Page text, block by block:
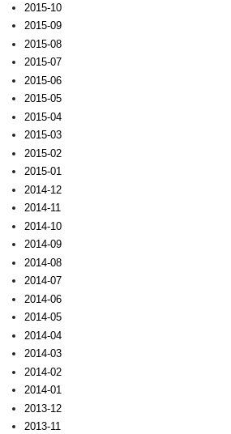
2015-10
2015-09
2015-08
2015-07
2015-06
2015-05
2015-04
2015-03
2015-02
2015-01
2014-12
2014-11
2014-10
2014-09
2014-08
2014-07
2014-06
2014-05
2014-04
2014-03
2014-02
2014-01
2013-12
2013-11